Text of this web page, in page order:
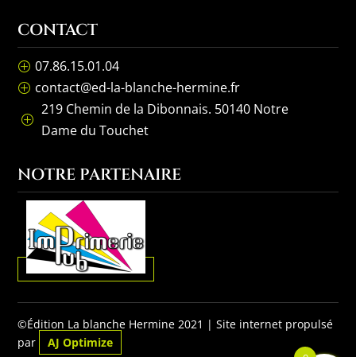
CONTACT
P 07.86.15.01.04
P contact@ed-la-blanche-hermine.fr
P
219 Chemin de la Dibonnais. 50140 Notre
Dame du Touchet
NOTRE PARTENAIRE
©Édition La blanche Hermine 2021 | Site internet propulsé
par
AJ Optimize